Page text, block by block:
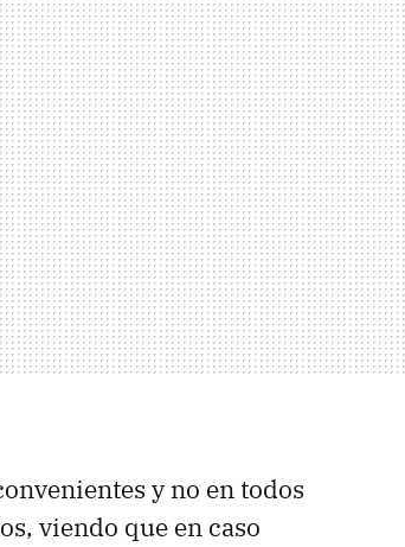
y no en todos
viendo que en caso